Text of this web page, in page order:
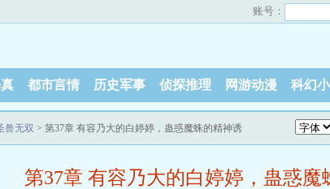
账号：
都市言情 历史军事 侦探推理 网游动漫 科幻
兽无双 > 第37章 有容乃大的白婷婷，蛊惑魔蛛的精神诱
第37章 有容乃大的白婷婷，蛊惑魔